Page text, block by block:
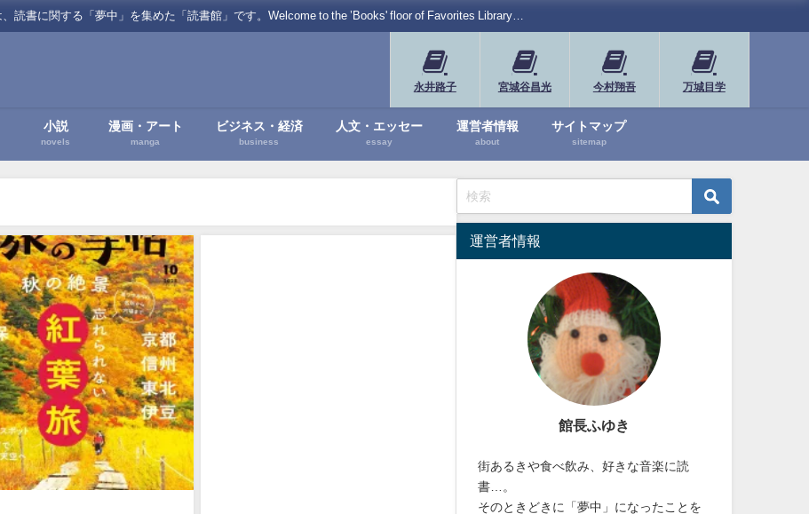
読書に関する「夢中」を集めた「読書館」です。Welcome to the ’Books' floor of Favorites Library…
永井路子 宮城谷昌光 今村翔吾 万城目学
小説
novels
漫画・アート
manga
ビジネス・経済
business
人文・エッセー
essay
運営者情報
about
サイトマップ
sitemap
運営者情報
館長ふゆき
街あるきや食べ飲み、好きな音楽に読
書…。
そのときどきに「夢中」になったことを